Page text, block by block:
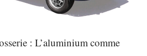
: L’aluminium comme